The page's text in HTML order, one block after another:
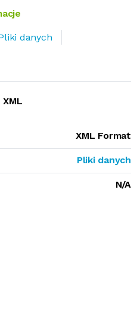
danych
XML
XML Format
Pliki danych
N/A